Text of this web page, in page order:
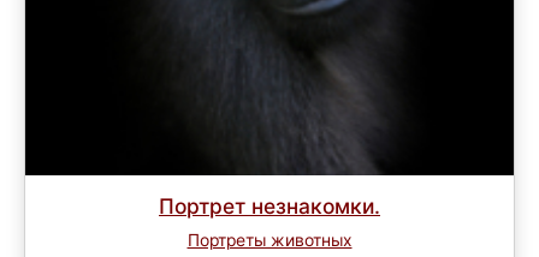
Портрет незнакомки.
Портреты животных